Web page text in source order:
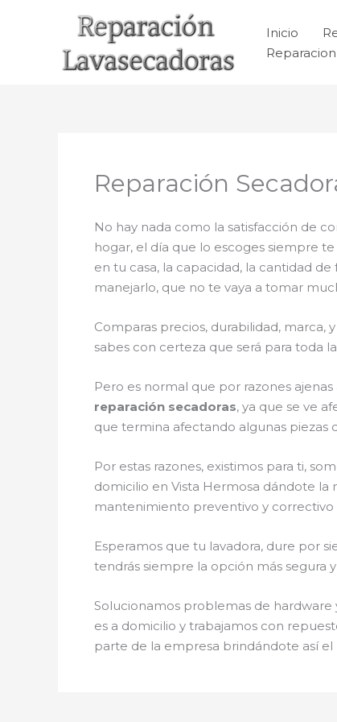
Inicio
Reparación
No hay nada como la satisfacción de
hogar, el día que lo escoges siempre
en tu casa, la capacidad, la cantidad
manejarlo, que no te vaya a tomar
Comparas precios, durabilidad, marca,
sabes con certeza que será para toda
Pero es normal que por razones
reparación secadoras, ya que se ve
que termina afectando algunas piezas
Por estas razones, existimos para ti,
domicilio en Vista Hermosa dándote la
mantenimiento preventivo y correctivo
Esperamos que tu lavadora, dure por
tendrás siempre la opción más segura
Solucionamos problemas de hardware
es a domicilio y trabajamos con
parte de la empresa brindándote así